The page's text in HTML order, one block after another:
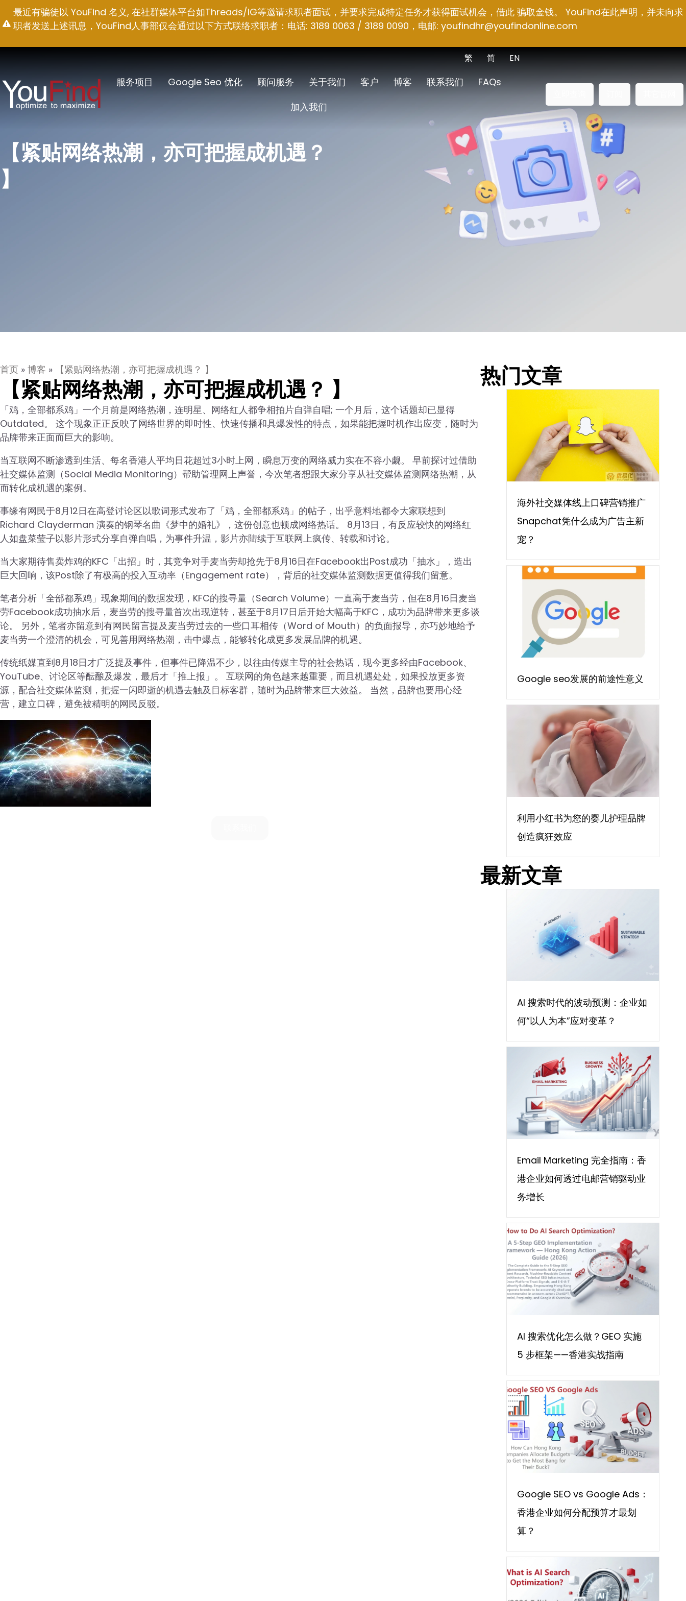
至
容
最近有骗徒以 YouFind 名义, 在社群媒体平台如Threads/IG等邀请求职者面试，并要求完成特定任务才获得面试机会，借此 骗取金钱。 YouFind在此声明，并未向求
职者发送上述讯息，YouFind人事部仅会通过以下方式联络求职者：电话: 3189 0063 / 3189 0090，电邮: youfindhr@youfindonline.com
EN
简
繁
服务项目 Google Seo 优化 顾问服务 关于我们 客户 博客 联系我们
FAQs
加入我们
【紧贴网络热潮，亦可把握成机遇？
】
首页 » 博客 » 【紧贴网络热潮，亦可把握成机遇？ 】
【紧贴网络热潮，亦可把握成机遇？ 】
「鸡，全部都系鸡」一个月前是网络热潮，连明星、网络红人都争相拍片自弹自唱; 一个月后，这个话题却已显得
Outdated。 这个现象正正反映了网络世界的即时性、快速传播和具爆发性的特点，如果能把握时机作出应变，随时为
品牌带来正面而巨大的影响。
当互联网不断渗透到生活、每名香港人平均日花超过3小时上网，瞬息万变的网络威力实在不容小觑。 早前探讨过借助
社交媒体监测（Social Media Monitoring）帮助管理网上声誉，今次笔者想跟大家分享从社交媒体监测网络热潮，从
而转化成机遇的案例。
事缘有网民于8月12日在高登讨论区以歌词形式发布了「鸡，全部都系鸡」的帖子，出乎意料地都令大家联想到
Richard Clayderman 演奏的钢琴名曲《梦中的婚礼》，这份创意也顿成网络热话。 8月13日，有反应较快的网络红
人如盘菜莹子以影片形式分享自弹自唱，为事件升温，影片亦陆续于互联网上疯传、转载和讨论。
当大家期待售卖炸鸡的KFC「出招」时，其竞争对手麦当劳却抢先于8月16日在Facebook出Post成功「抽水」，造出
巨大回响，该Post除了有极高的投入互动率（Engagement rate），背后的社交媒体监测数据更值得我们留意。
笔者分析「全部都系鸡」现象期间的数据发现，KFC的搜寻量（Search Volume）一直高于麦当劳，但在8月16日麦当
劳Facebook成功抽水后，麦当劳的搜寻量首次出现逆转，甚至于8月17日后开始大幅高于KFC，成功为品牌带来更多谈
论。 另外，笔者亦留意到有网民留言提及麦当劳过去的一些口耳相传（Word of Mouth）的负面报导，亦巧妙地给予
麦当劳一个澄清的机会，可见善用网络热潮，击中爆点，能够转化成更多发展品牌的机遇。
传统纸媒直到8月18日才广泛提及事件，但事件已降温不少，以往由传媒主导的社会热话，现今更多经由Facebook、
YouTube、讨论区等酝酿及爆发，最后才「推上报」。 互联网的角色越来越重要，而且机遇处处，如果投放更多资
源，配合社交媒体监测，把握一闪即逝的机遇去触及目标客群，随时为品牌带来巨大效益。 当然，品牌也要用心经
营，建立口碑，避免被精明的网民反驳。
热门文章
海外社交媒体线上口碑营销推广
Snapchat凭什么成为广告主新
宠？
Google seo发展的前途性意义
利用小红书为您的婴儿护理品牌
创造疯狂效应
最新文章
AI 搜索时代的波动预测：企业如
何“以人为本”应对变革？
Email Marketing 完全指南：香
港企业如何透过电邮营销驱动业
务增长
AI 搜索优化怎么做？GEO 实施
5 步框架——香港实战指南
Google SEO vs Google Ads：
香港企业如何分配预算才最划
算？